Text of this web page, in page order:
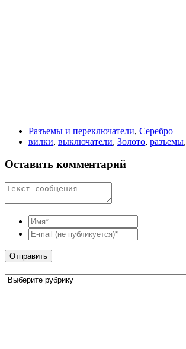
Разъемы и переключатели, Серебро
вилки, выключатели, Золото, разъемы,
Оставить комментарий